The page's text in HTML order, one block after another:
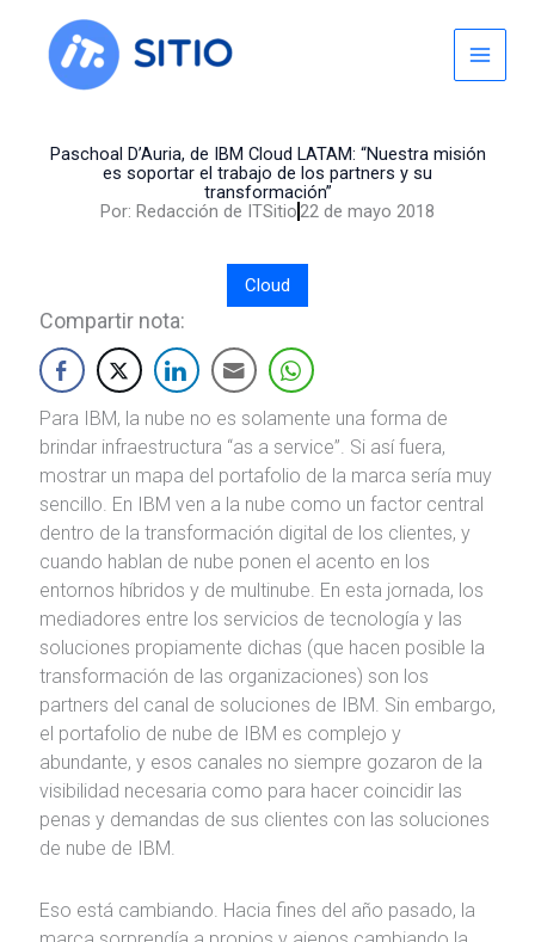
content
Paschoal D’Auria, de IBM Cloud LATAM: “Nuestra misión
es soportar el trabajo de los partners y su
transformación”
Por: Redacción de ITSitio22 de mayo 2018
Cloud
Compartir nota:
Para IBM, la nube no es solamente una forma de
brindar infraestructura “as a service”. Si así fuera,
mostrar un mapa del portafolio de la marca sería muy
sencillo. En IBM ven a la nube como un factor central
dentro de la transformación digital de los clientes, y
cuando hablan de nube ponen el acento en los
entornos híbridos y de multinube. En esta jornada, los
mediadores entre los servicios de tecnología y las
soluciones propiamente dichas (que hacen posible la
transformación de las organizaciones) son los
partners del canal de soluciones de IBM. Sin embargo,
el portafolio de nube de IBM es complejo y
abundante, y esos canales no siempre gozaron de la
visibilidad necesaria como para hacer coincidir las
penas y demandas de sus clientes con las soluciones
de nube de IBM.
Eso está cambiando. Hacia fines del año pasado, la